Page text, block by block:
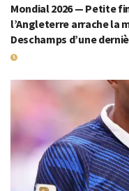
Mondial 2026 — Petite
l’Angleterre arrache la
Deschamps d’une